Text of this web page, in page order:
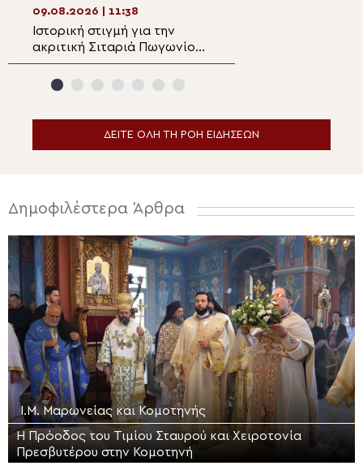
ψαλμώδηση του Ακαθίστου
Ύμνου
09.08.2026 | 11:38
Ιστορική στιγμή για την
ακριτική Σιταριά Πωγωνίου:
Εγκαινιάστηκε ο Ιερός Ναός
του Αγίου Αθανασίου
ΔΕΙΤΕ ΟΛΗ ΤΗ ΡΟΗ ΕΙΔΗΣΕΩΝ
Δημοφιλέστερα Άρθρα
Ι.Μ. Μαρωνείας και Κομοτηνής
Η Πρόοδος του Τιμίου Σταυρού και Χειροτονία
Πρεσβυτέρου στην Κομοτηνή